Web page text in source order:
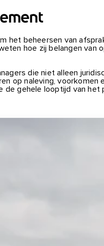
het beheersen van
hoe zij belangen van
die niet alleen
op naleving, voorkomen
de gehele looptijd van